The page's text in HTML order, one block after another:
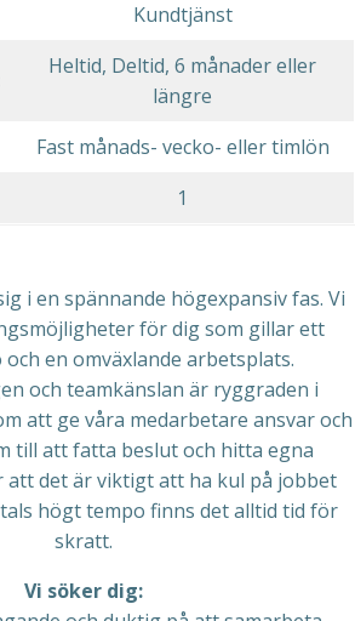
Kundtjänst
Heltid, Deltid, 6 månader eller
längre
Fast månads- vecko- eller timlön
1
i en spännande högexpansiv fas. Vi
för dig som gillar ett
en omväxlande arbetsplats.
och teamkänslan är ryggraden i
att ge våra medarbetare ansvar och
till att fatta beslut och hitta egna
att det är viktigt att ha kul på jobbet
högt tempo finns det alltid tid för
skratt.
Vi söker dig: